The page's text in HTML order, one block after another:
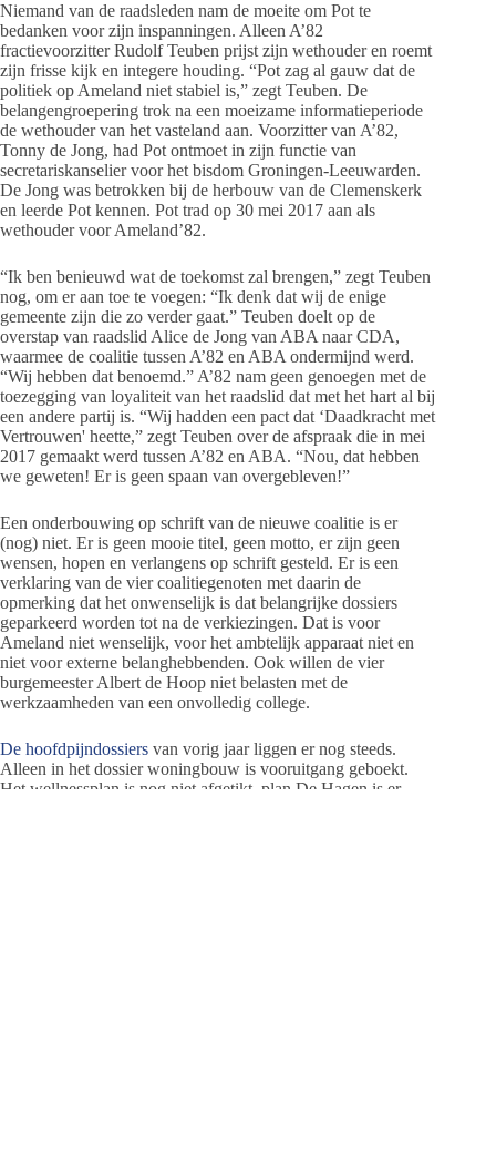
Niemand van de raadsleden nam de moeite om Pot te
bedanken voor zijn inspanningen. Alleen A’82
fractievoorzitter Rudolf Teuben prijst zijn wethouder en roemt
zijn frisse kijk en integere houding. “Pot zag al gauw dat de
politiek op Ameland niet stabiel is,” zegt Teuben. De
belangengroepering trok na een moeizame informatieperiode
de wethouder van het vasteland aan. Voorzitter van A’82,
Tonny de Jong, had Pot ontmoet in zijn functie van
secretariskanselier voor het bisdom Groningen-Leeuwarden.
De Jong was betrokken bij de herbouw van de Clemenskerk
en leerde Pot kennen. Pot trad op 30 mei 2017 aan als
wethouder voor Ameland’82.
“Ik ben benieuwd wat de toekomst zal brengen,” zegt Teuben
nog, om er aan toe te voegen: “Ik denk dat wij de enige
gemeente zijn die zo verder gaat.” Teuben doelt op de
overstap van raadslid Alice de Jong van ABA naar CDA,
waarmee de coalitie tussen A’82 en ABA ondermijnd werd.
“Wij hebben dat benoemd.” A’82 nam geen genoegen met de
toezegging van loyaliteit van het raadslid dat met het hart al bij
een andere partij is. “Wij hadden een pact dat ‘Daadkracht met
Vertrouwen' heette,” zegt Teuben over de afspraak die in mei
2017 gemaakt werd tussen A’82 en ABA. “Nou, dat hebben
we geweten! Er is geen spaan van overgebleven!”
Een onderbouwing op schrift van de nieuwe coalitie is er
(nog) niet. Er is geen mooie titel, geen motto, er zijn geen
wensen, hopen en verlangens op schrift gesteld. Er is een
verklaring van de vier coalitiegenoten met daarin de
opmerking dat het onwenselijk is dat belangrijke dossiers
geparkeerd worden tot na de verkiezingen. Dat is voor
Ameland niet wenselijk, voor het ambtelijk apparaat niet en
niet voor externe belanghebbenden. Ook willen de vier
burgemeester Albert de Hoop niet belasten met de
werkzaamheden van een onvolledig college.
De hoofdpijndossiers van vorig jaar liggen er nog steeds.
Alleen in het dossier woningbouw is vooruitgang geboekt.
Het wellnessplan is nog niet afgetikt, plan De Hagen is er